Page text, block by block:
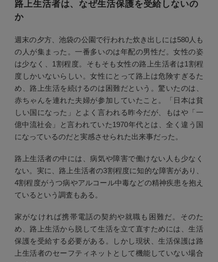
路上生活者は、なぜ生活保護を受給しないの
か
週末の夕方、池袋の公園で行われた炊き出しには580人も
の人が集まった。一番多いのは年配の男性だ。女性の姿
は少なく、1割程度。そもそも女性の路上生活者は1割程
度しかいないらしい。女性にとって路上は危険すぎるた
め、路上生活を続けるのは困難だという。驚いたのは、
赤ちゃんを連れた夫婦が参加していたこと。「日本は貧
しい国になった」とよく言われる昨今だが、もはや「一
億中流社会」と言われていた1970年代とは、全く違う国
になっているのだと実感させられた出来事だった。
路上生活者の中には、病気や障害で働けない人も少なく
ない。実に、路上生活者の3割程度に知的な障害があり、
4割程度がうつ病やアルコール中毒などの精神疾患を抱え
ているという調査もある。
家がなければ携帯電話の契約や就職も困難だ。そのた
め、路上生活から脱して生活を立て直すためには、生活
保護を受給する必要がある。しかし現状、生活保護は路
上生活者のセーフティネットとして機能していない場合